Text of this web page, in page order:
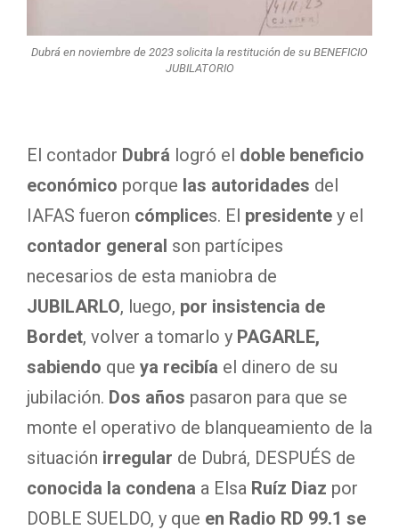
Dubrá en noviembre de 2023 solicita la restitución de su BENEFICIO
JUBILATORIO
El contador Dubrá logró el doble beneficio
económico porque las autoridades del
IAFAS fueron cómplices. El presidente y el
contador general son partícipes
necesarios de esta maniobra de
JUBILARLO, luego, por insistencia de
Bordet, volver a tomarlo y PAGARLE,
sabiendo que ya recibía el dinero de su
jubilación. Dos años pasaron para que se
monte el operativo de blanqueamiento de la
situación irregular de Dubrá, DESPUÉS de
conocida la condena a Elsa Ruíz Diaz por
DOBLE SUELDO, y que en Radio RD 99.1 se